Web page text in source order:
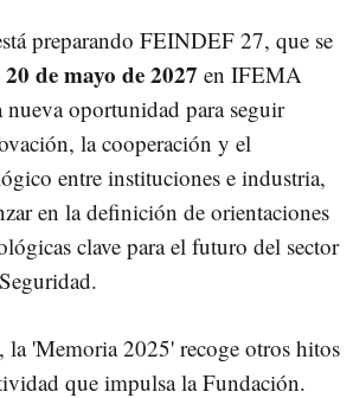
preparando FEINDEF 27, que se
de mayo de 2027 en IFEMA
oportunidad para seguir
la cooperación y el
entre instituciones e industria,
en la definición de orientaciones
clave para el futuro del sector
la 'Memoria 2025' recoge otros hitos
que impulsa la Fundación.